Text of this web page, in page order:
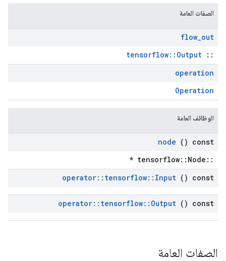
الصفات العامة
flow_out
::
tensorflow::Output
operation
Operation
الوظائف العامة
node () const
::tensorflow::Node *
operator:: tensorflow:: Input () const
operator:: tensorflow:: Output () const
الصفات العامة